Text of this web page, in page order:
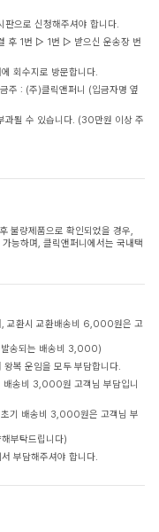
으로 신청해주셔야 합니다.
후 1번 ▷ 1번 ▷ 받으신 운송장 번
회수지로 방문합니다.
: (주)클릭앤퍼니 (입금자명 옆
과될 수 있습니다. (30만원 이상 주
불량제품으로 확인되었을 경우,
능하며, 클릭앤퍼니에서는 국내택
, 교환시 교환배송비 6,000원은 고
송되는 배송비 3,000)
복 운임을 모두 부담합니다.
배송비 3,000원 고객님 부담입니
초기 배송비 3,000원은 고객님 부
부탁드립니다)
부담해주셔야 합니다.